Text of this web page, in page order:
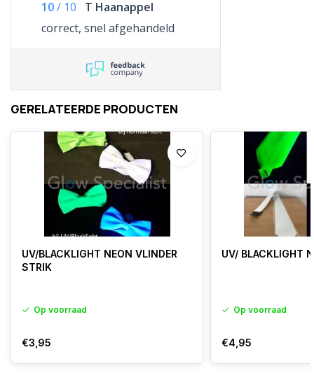
10/ 10
T Haanappel
correct, snel afgehandeld
GERELATEERDE PRODUCTEN
UV/BLACKLIGHT NEON VLINDER
STRIK
Op voorraad
€3,95
UV/ BLACKLIGHT
Op voorraad
€4,95